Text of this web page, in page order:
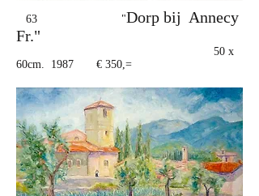
63 "Dorp bij Annecy
Fr."
50 x
60cm. 1987 € 350,=